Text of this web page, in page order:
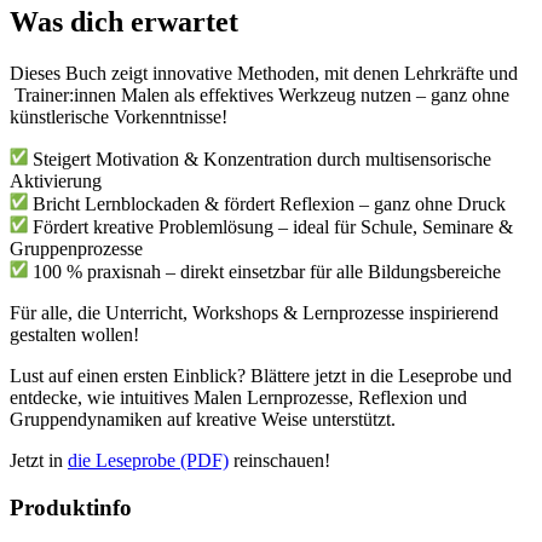
Was dich erwartet
Dieses Buch zeigt innovative Methoden, mit denen Lehrkräfte und
Trainer:innen Malen als effektives Werkzeug nutzen – ganz ohne
künstlerische Vorkenntnisse!
Steigert Motivation & Konzentration durch multisensorische
Aktivierung
Bricht Lernblockaden & fördert Reflexion – ganz ohne Druck
Fördert kreative Problemlösung – ideal für Schule, Seminare &
Gruppenprozesse
100 % praxisnah – direkt einsetzbar für alle Bildungsbereiche
Für alle, die Unterricht, Workshops & Lernprozesse inspirierend
gestalten wollen!
Lust auf einen ersten Einblick? Blättere jetzt in die Leseprobe und
entdecke, wie intuitives Malen Lernprozesse, Reflexion und
Gruppendynamiken auf kreative Weise unterstützt.
Jetzt in die Leseprobe (PDF) reinschauen!
Produktinfo